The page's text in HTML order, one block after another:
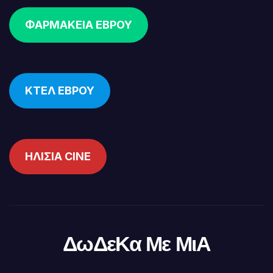
ΦΑΡΜΑΚΕΙΑ ΕΒΡΟΥ
ΚΤΕΛ ΕΒΡΟΥ
ΗΛΙΣΙΑ CINE
ΔωΔεΚα Με ΜιΑ